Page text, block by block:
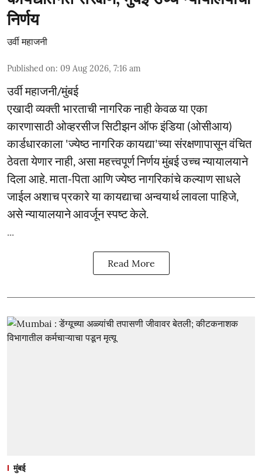
निर्णय
उर्वी महाजनी
Published on: 09 Aug 2026, 7:16 am
उर्वी महाजनी/मुंबई
एखादी व्यक्ती भारताची नागरिक नाही केवळ या एका
कारणासाठी ओव्हरसीज सिटीझन ऑफ इंडिया (ओसीआय)
कार्डधारकाला 'ज्येष्ठ नागरिक कायद्या'च्या संरक्षणापासून वंचित
ठेवता येणार नाही, असा महत्त्वपूर्ण निर्णय मुंबई उच्च न्यायालयाने
दिला आहे. माता-पिता आणि ज्येष्ठ नागरिकांचे कल्याण साधले
जाईल अशाच प्रकारे या कायद्याचा अन्वयार्थ लावला पाहिजे,
असे न्यायालयाने आवर्जून स्पष्ट केले.
...
Read More
मुंबई